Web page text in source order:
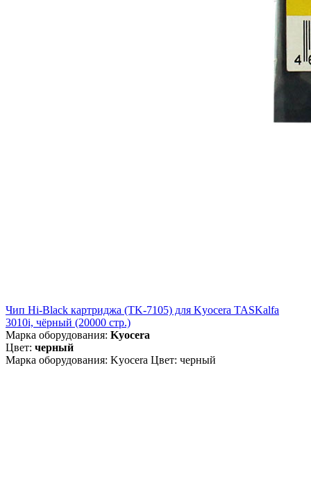
Чип Hi-Black картриджа (TK-7105) для Kyocera TASKalfa
3010i, чёрный (20000 стр.)
Марка оборудования: Kyocera
Цвет: черный
Марка оборудования: Kyocera Цвет: черный